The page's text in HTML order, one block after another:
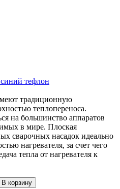
тефлон
традиционную
теплопереноса.
на большинство аппаратов
в мире. Плоская
сварочных насадок идеально
нагревателя, за счет чего
тепла от нагревателя к
В корзину